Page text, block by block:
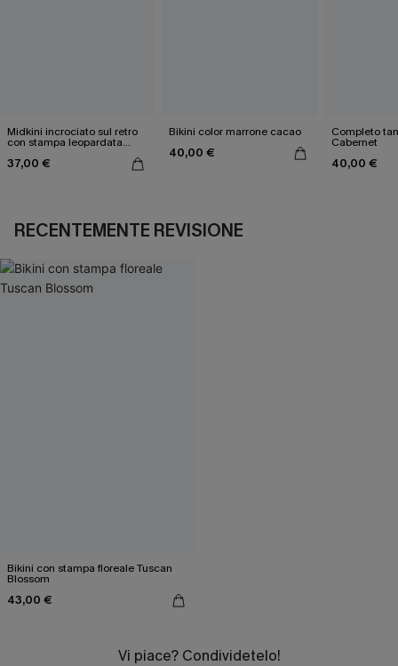
Midkini incrociato sul retro
con stampa leopardata
37,00 €
Bikini color marrone cacao
40,00 €
Completo
Cabernet
40,00 €
RECENTEMENTE REVISIONE
Bikini con stampa floreale Tuscan
Blossom
43,00 €
Vi piace? Condividetelo!